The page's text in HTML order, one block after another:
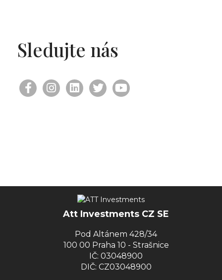
Sledujte nás
Att Investments CZ SE
Pod Altánem 428/34
100 00 Praha 10 - Strašnice
IČ: 03048900
DIČ: CZ03048900